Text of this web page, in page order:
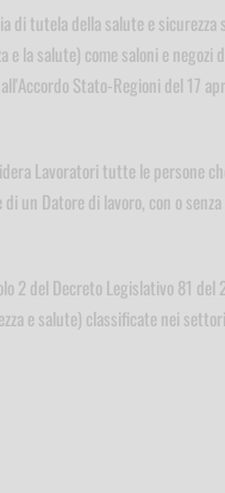
di tutela della salute e
la salute) come saloni e negozi
Stato-Regioni del 17
Lavoratori tutte le persone
un Datore di lavoro, con o
2 del Decreto Legislativo 81 del
e salute) classificate nei settori